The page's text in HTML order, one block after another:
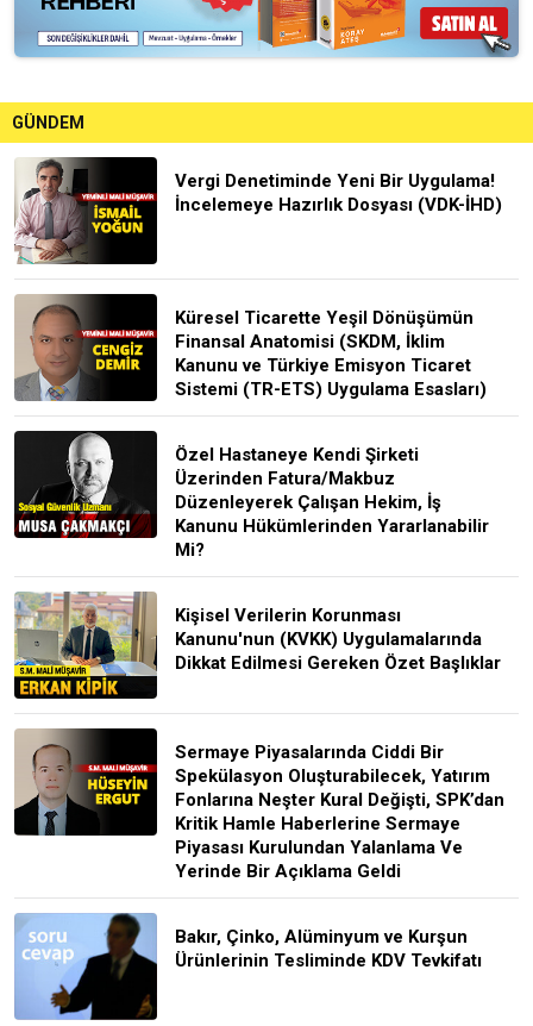
GÜNDEM
Vergi Denetiminde Yeni Bir Uygulama!
İncelemeye Hazırlık Dosyası (VDK-İHD)
Küresel Ticarette Yeşil Dönüşümün
Finansal Anatomisi (SKDM, İklim
Kanunu ve Türkiye Emisyon Ticaret
Sistemi (TR-ETS) Uygulama Esasları)
Özel Hastaneye Kendi Şirketi
Üzerinden Fatura/Makbuz
Düzenleyerek Çalışan Hekim, İş
Kanunu Hükümlerinden Yararlanabilir
Mi?
Kişisel Verilerin Korunması
Kanunu'nun (KVKK) Uygulamalarında
Dikkat Edilmesi Gereken Özet Başlıklar
Sermaye Piyasalarında Ciddi Bir
Spekülasyon Oluşturabilecek, Yatırım
Fonlarına Neşter Kural Değişti, SPK’dan
Kritik Hamle Haberlerine Sermaye
Piyasası Kurulundan Yalanlama Ve
Yerinde Bir Açıklama Geldi
Bakır, Çinko, Alüminyum ve Kurşun
Ürünlerinin Tesliminde KDV Tevkifatı